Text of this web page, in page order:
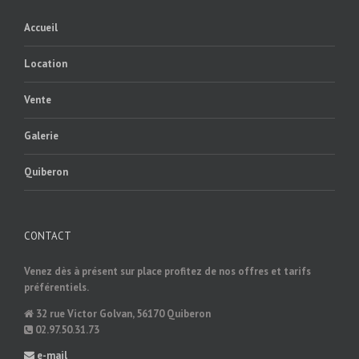
Accueil
Location
Vente
Galerie
Quiberon
CONTACT
Venez dès à présent sur place profitez de nos offres et tarifs
préférentiels.
32 rue Victor Golvan, 56170 Quiberon
02.97.50.31.73
e-mail